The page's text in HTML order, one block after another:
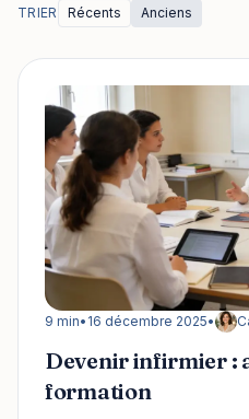
TRIER Récents Anciens
9 min• 16 décembre 2025•
Devenir infirmier :
formation